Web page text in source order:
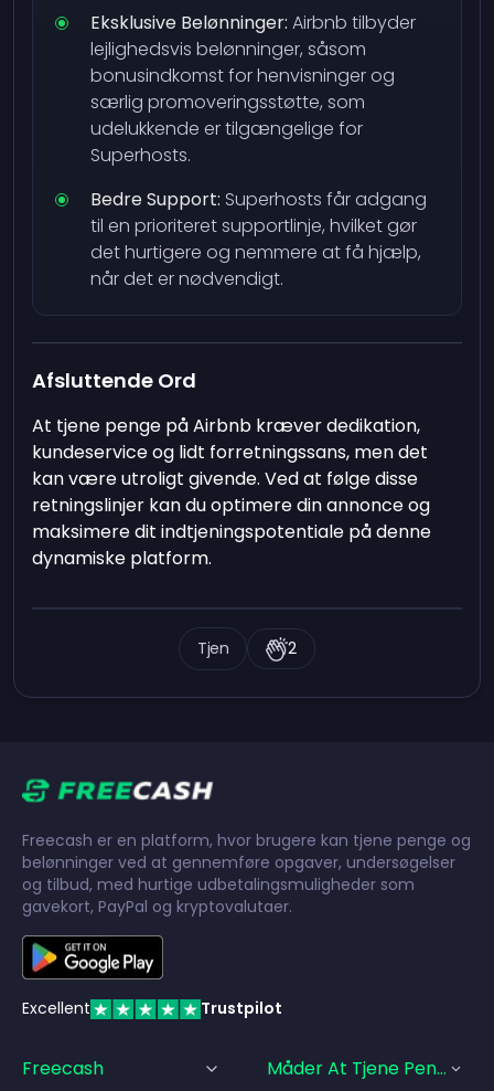
Eksklusive Belønninger: Airbnb tilbyder
lejlighedsvis belønninger, såsom
bonusindkomst for henvisninger og
særlig promoveringsstøtte, som
udelukkende er tilgængelige for
Superhosts.
Bedre Support: Superhosts får adgang
til en prioriteret supportlinje, hvilket gør
det hurtigere og nemmere at få hjælp,
når det er nødvendigt.
Afsluttende Ord
At tjene penge på Airbnb kræver dedikation,
kundeservice og lidt forretningssans, men det
kan være utroligt givende. Ved at følge disse
retningslinjer kan du optimere din annonce og
maksimere dit indtjeningspotentiale på denne
dynamiske platform.
Tjen 2
Freecash er en platform, hvor brugere kan tjene penge og
belønninger ved at gennemføre opgaver, undersøgelser
og tilbud, med hurtige udbetalingsmuligheder som
gavekort, PayPal og kryptovalutaer.
Excellent Trustpilot
Freecash Måder At Tjene Penge På